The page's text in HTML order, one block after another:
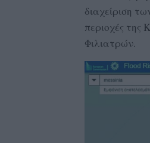
διαχείριση
περιοχές
Φιλιατρών.